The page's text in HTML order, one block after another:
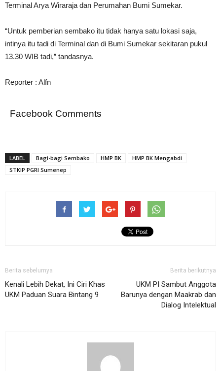
Terminal Arya Wiraraja dan Perumahan Bumi Sumekar.
“Untuk pemberian sembako itu tidak hanya satu lokasi saja,
intinya itu tadi di Terminal dan di Bumi Sumekar sekitaran pukul
13.30 WIB tadi,” tandasnya.
Reporter : Alfn
Facebook Comments
LABEL Bagi-bagi Sembako HMP BK
HMP BK Mengabdi
STKIP PGRI Sumenep
Berita sebelumya
Kenali Lebih Dekat, Ini Ciri Khas
UKM Paduan Suara Bintang 9
Berita berikutnya
UKM PI Sambut Anggota
Barunya dengan Maakrab dan
Dialog Intelektual